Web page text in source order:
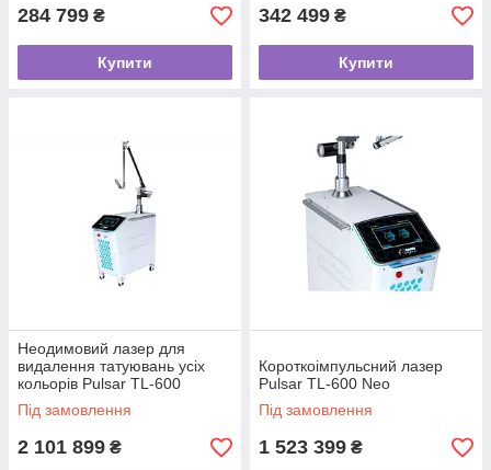
284 799 ₴
Купити
342 499 ₴
Купити
Неодимовий лазер для
видалення татуювань усіх
кольорів Pulsar TL-600
Titanium лазер для
омолодження для клінік
Під замовлення
2 101 899 ₴
Короткоімпульсний лазер
Pulsar TL-600 Neo
Під замовлення
1 523 399 ₴